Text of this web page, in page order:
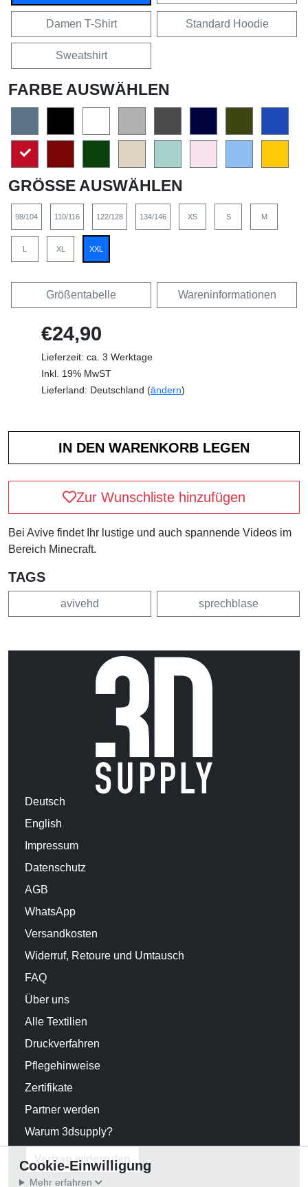
Damen T-Shirt Standard Hoodie
Sweatshirt
FARBE AUSWÄHLEN
GRÖSSE AUSWÄHLEN
98/104 110/116 122/128 134/146 XS S M
L XL XXL
Größentabelle Wareninformationen
€24,90
Lieferzeit: ca. 3 Werktage
Inkl. 19% MwST
Lieferland: Deutschland (ändern)
Zur Wunschliste hinzufügen
Bei Avive findet Ihr lustige und auch spannende Videos im
Bereich Minecraft.
TAGS
avivehd sprechblase
Deutsch
English
Impressum
Datenschutz
AGB
WhatsApp
Versandkosten
Widerruf, Retoure und Umtausch
FAQ
Über uns
Alle Textilien
Druckverfahren
Pflegehinweise
Zertifikate
Partner werden
Warum 3dsupply?
Vertrag widerrufen
Cookie-Einwilligung
Mehr erfahren